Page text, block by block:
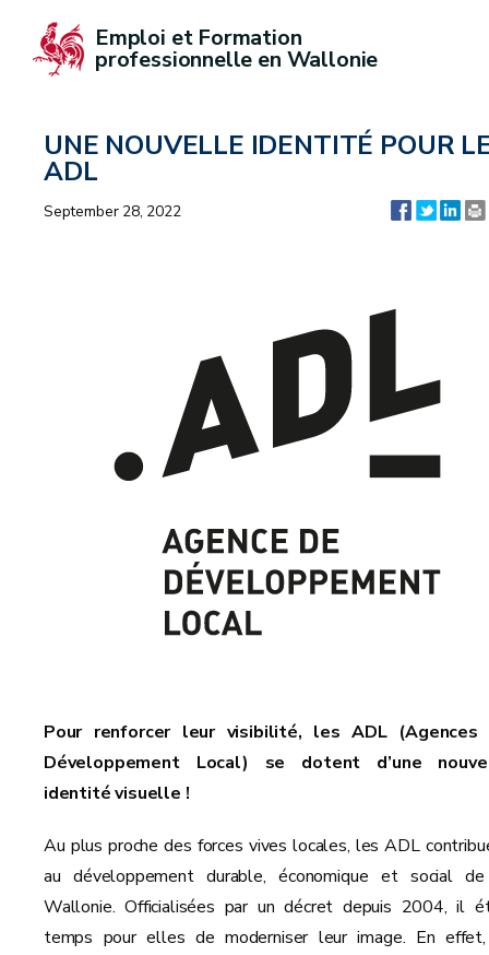
Emploi et Formation
professionnelle en Wallonie
UNE NOUVELLE IDENTITÉ POUR
ADL
September 28, 2022
Pour renforcer leur visibilité, les ADL (Agences
Développement Local) se dotent d’une
identité visuelle !
Au plus proche des forces vives locales, les ADL
au développement durable, économique et social
Wallonie. Officialisées par un décret depuis 2004, il
temps pour elles de moderniser leur image. En